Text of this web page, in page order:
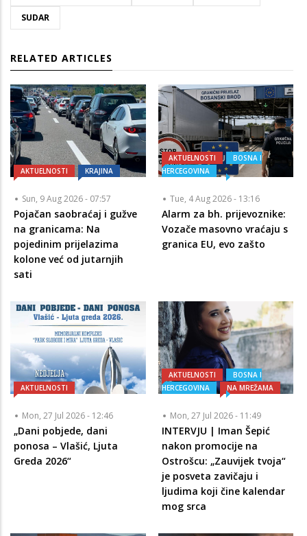
SUDAR
RELATED ARTICLES
AKTUELNOSTI KRAJINA
Sun, 9 Aug 2026 - 07:57
Pojačan saobraćaj i gužve
na granicama: Na
pojedinim prijelazima
kolone već od jutarnjih
sati
AKTUELNOSTI
BOSNA I
HERCEGOVINA
Tue, 4 Aug 2026 - 13:16
Alarm za bh. prijevoznike:
Vozače masovno vraćaju s
granica EU, evo zašto
AKTUELNOSTI
Mon, 27 Jul 2026 - 12:46
„Dani pobjede, dani
ponosa – Vlašić, Ljuta
Greda 2026“
AKTUELNOSTI
BOSNA I
HERCEGOVINA
NA MREŽAMA
Mon, 27 Jul 2026 - 11:49
INTERVJU | Iman Šepić
nakon promocije na
Ostrošcu: „Zauvijek tvoja“
je posveta zavičaju i
ljudima koji čine kalendar
mog srca